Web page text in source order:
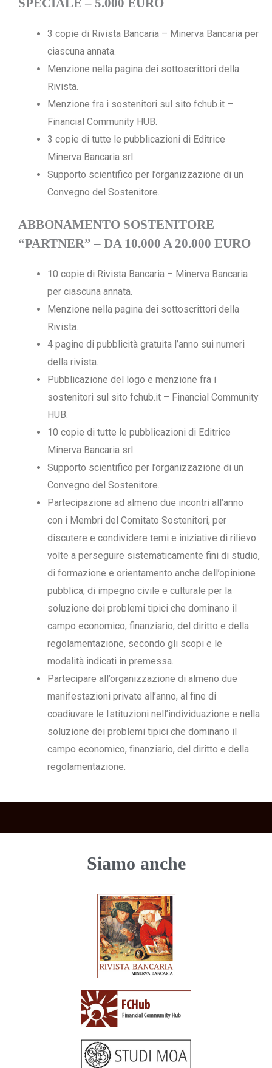
3 copie di Rivista Bancaria – Minerva Bancaria per
ciascuna annata.
Menzione nella pagina dei sottoscrittori della
Rivista.
Menzione fra i sostenitori sul sito fchub.it –
Financial Community HUB.
3 copie di tutte le pubblicazioni di Editrice
Minerva Bancaria srl.
Supporto scientifico per l’organizzazione di un
Convegno del Sostenitore.
ABBONAMENTO SOSTENITORE
“PARTNER” – DA 10.000 A 20.000 EURO
10 copie di Rivista Bancaria – Minerva Bancaria
per ciascuna annata.
Menzione nella pagina dei sottoscrittori della
Rivista.
4 pagine di pubblicità gratuita l’anno sui numeri
della rivista.
Pubblicazione del logo e menzione fra i
sostenitori sul sito fchub.it – Financial Community
HUB.
10 copie di tutte le pubblicazioni di Editrice
Minerva Bancaria srl.
Supporto scientifico per l’organizzazione di un
Convegno del Sostenitore.
Partecipazione ad almeno due incontri all’anno
con i Membri del Comitato Sostenitori, per
discutere e condividere temi e iniziative di rilievo
volte a perseguire sistematicamente fini di studio,
di formazione e orientamento anche dell’opinione
pubblica, di impegno civile e culturale per la
soluzione dei problemi tipici che dominano il
campo economico, finanziario, del diritto e della
regolamentazione, secondo gli scopi e le
modalità indicati in premessa.
Partecipare all’organizzazione di almeno due
manifestazioni private all’anno, al fine di
coadiuvare le Istituzioni nell’individuazione e nella
soluzione dei problemi tipici che dominano il
campo economico, finanziario, del diritto e della
regolamentazione.
Siamo anche